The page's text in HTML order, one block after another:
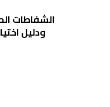
الشفاطات
ودليل